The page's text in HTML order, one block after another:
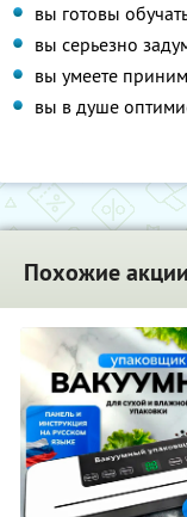
вы готовы
вы серьезно
вы умеете
вы в душе
Похожие